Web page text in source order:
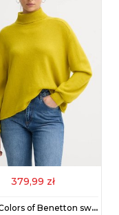
379,99 zł
United Colors of Benetton sweter damski kolor zielony lekki z golfem 11CZD204F